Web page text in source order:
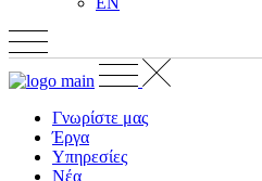
Γνωρίστε μας
Έργα
Υπηρεσίες
Νέα